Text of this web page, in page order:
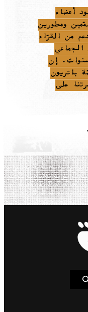
أعضاء
ومطورين
من القرّاء
الجماعي
إن
باتريون
على
.